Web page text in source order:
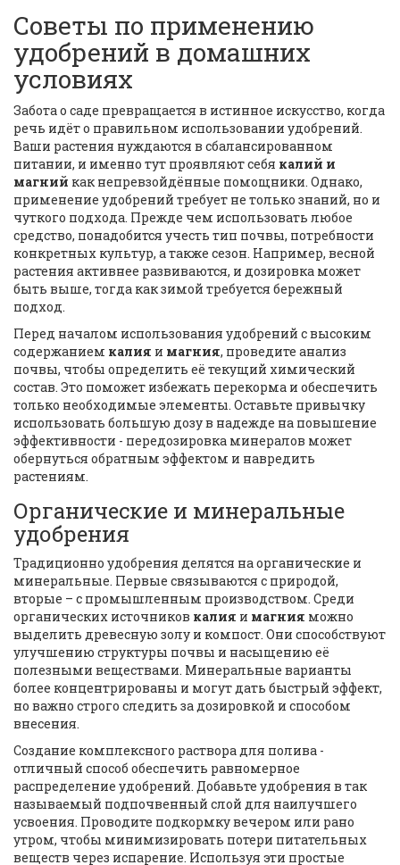
Советы по применению
удобрений в домашних
условиях
Забота о саде превращается в истинное искусство, когда
речь идёт о правильном использовании удобрений.
Ваши растения нуждаются в сбалансированном
питании, и именно тут проявляют себя калий и
магний как непревзойдённые помощники. Однако,
применение удобрений требует не только знаний, но и
чуткого подхода. Прежде чем использовать любое
средство, понадобится учесть тип почвы, потребности
конкретных культур, а также сезон. Например, весной
растения активнее развиваются, и дозировка может
быть выше, тогда как зимой требуется бережный
подход.
Перед началом использования удобрений с высоким
содержанием калия и магния, проведите анализ
почвы, чтобы определить её текущий химический
состав. Это поможет избежать перекорма и обеспечить
только необходимые элементы. Оставьте привычку
использовать большую дозу в надежде на повышение
эффективности - передозировка минералов может
обернуться обратным эффектом и навредить
растениям.
Органические и минеральные
удобрения
Традиционно удобрения делятся на органические и
минеральные. Первые связываются с природой,
вторые – с промышленным производством. Среди
органических источников калия и магния можно
выделить древесную золу и компост. Они способствуют
улучшению структуры почвы и насыщению её
полезными веществами. Минеральные варианты
более концентрированы и могут дать быстрый эффект,
но важно строго следить за дозировкой и способом
внесения.
Создание комплексного раствора для полива -
отличный способ обеспечить равномерное
распределение удобрений. Добавьте удобрения в так
называемый подпочвенный слой для наилучшего
усвоения. Проводите подкормку вечером или рано
утром, чтобы минимизировать потери питательных
веществ через испарение. Используя эти простые